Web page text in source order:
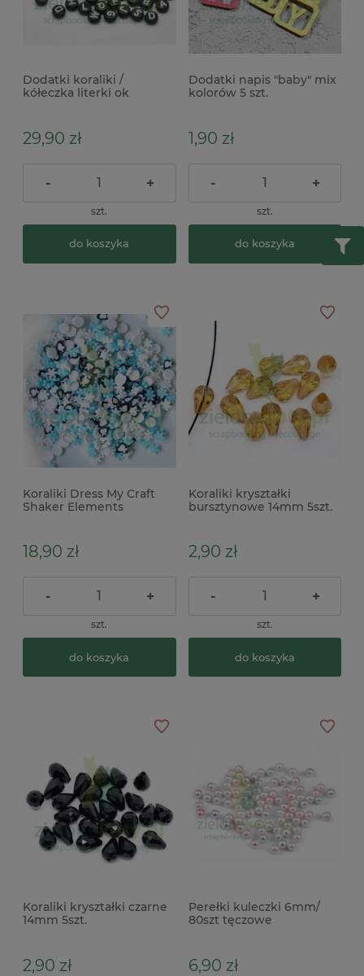
Dodatki koraliki /
kółeczka literki ok
29,90 zł
- +
szt.
do koszyka
Dodatki napis "baby" mix
kolorów 5 szt.
1,90 zł
- +
szt.
do koszyka
Koraliki Dress My Craft
Shaker Elements
18,90 zł
- +
szt.
do koszyka
Koraliki kryształki
bursztynowe 14mm 5szt.
2,90 zł
- +
szt.
do koszyka
Koraliki kryształki czarne
14mm 5szt.
2,90 zł
Perełki kuleczki 6mm/
80szt tęczowe
6,90 zł